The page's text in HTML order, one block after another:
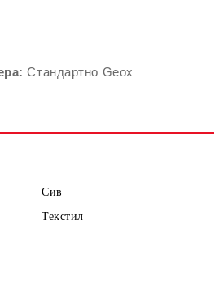
Стандартно Geox
Сив
Текстил